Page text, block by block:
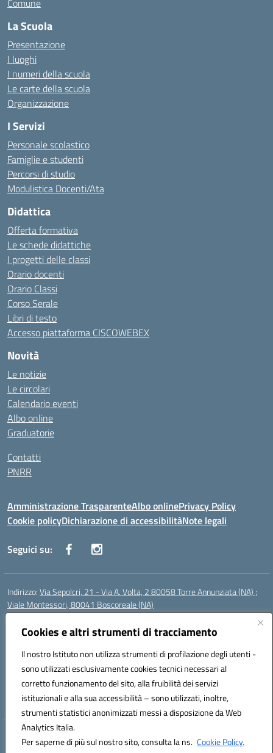
Cookies e altri strumenti di tracciamento
Il nostro Istituto non utilizza strumenti di profilazione degli utenti -
sono utilizzati esclusivamente cookies tecnici necessari al
corretto funzionamento del sito, alla fruibilità dei servizi
istituzionali e alla sua accessibilità – sono utilizzati, inoltre,
strumenti statistici anonimizzati messi a disposizione da Web
Analytics Italia.
Per saperne di più sul nostro sito, consulta la ns. Cookie Policy.
Comune
La Scuola
Presentazione
I luoghi
I numeri della scuola
Le carte della scuola
Organizzazione
I Servizi
Personale scolastico
Famiglie e studenti
Percorsi di studio
Modulistica Docenti/Ata
Didattica
Offerta formativa
Le schede didattiche
I progetti delle classi
Orario docenti
Orario Classi
Corso Serale
Libri di testo
Accesso piattaforma CISCOWEBEX
Novità
Le notizie
Le circolari
Calendario eventi
Albo online
Graduatorie
Contatti
PNRR
Amministrazione TrasparenteAlbo onlinePrivacy Policy
Cookie policyDichiarazione di accessibilitàNote legali
Seguici su:
Indirizzo:Via Sepolcri, 21 - Via A. Volta, 2 80058 Torre Annunziata (NA) ;
Viale Montessori, 80041 Boscoreale (NA)
Centralino:
Posta elettronica certificata (PEC):nais04100b@pec.istruzione.it
Codice fiscale: 82008750638
Codice meccanografico:NAIS04100B
Codice Indice delle Pubbliche Amministrazioni (IPA): istsc_nais04100b
Codice unico di fatturazione (CUF): UFELOU
Hosting & Powered by 3D Solution S.r.l.